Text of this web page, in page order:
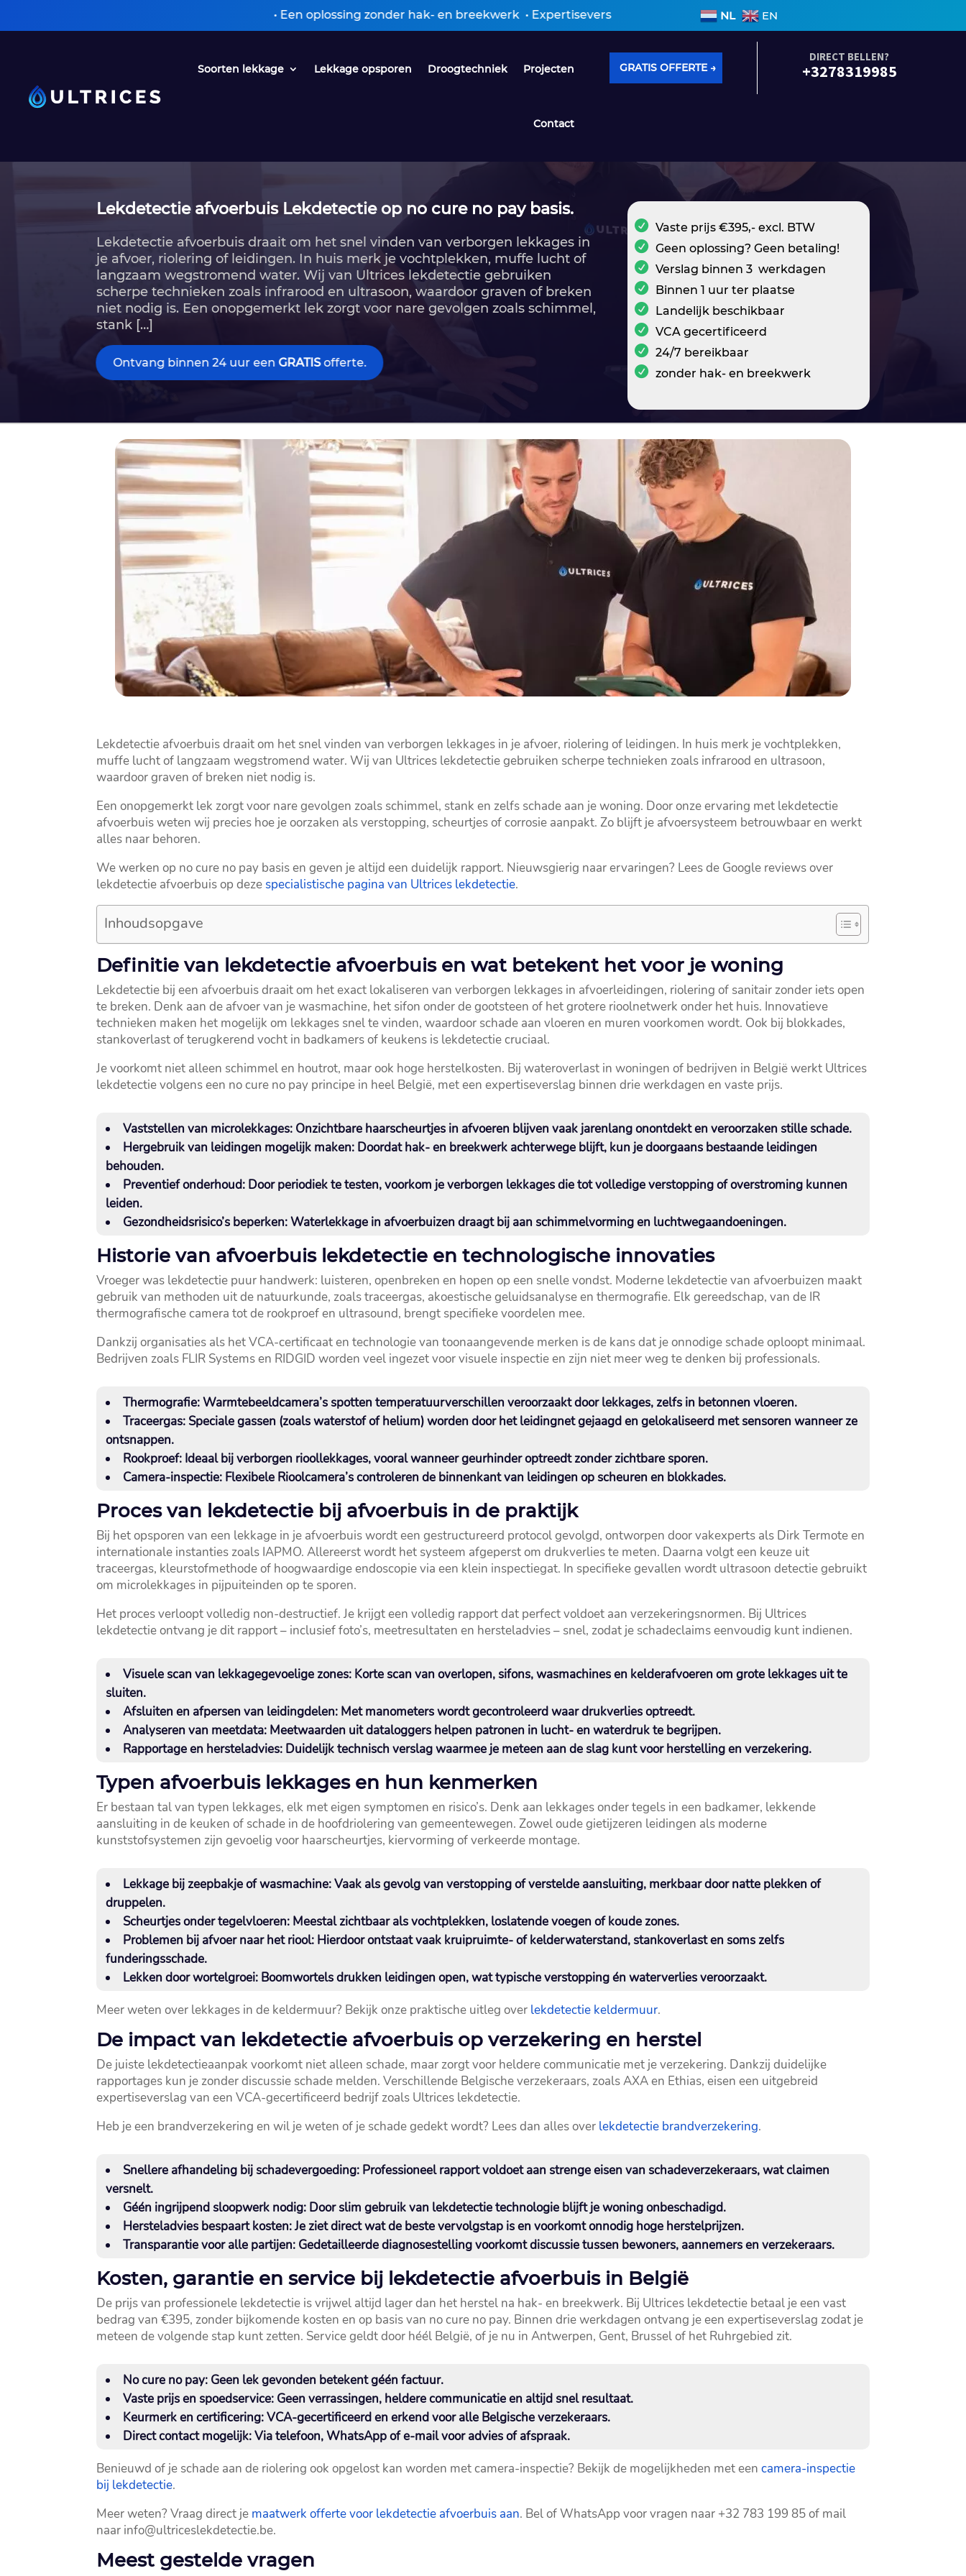
• Een oplossing zonder hak- en breekwerk • Expertiseverslag ontvangen binnen 3 werkdagen • Geen voorrijkosten • Alle
NL EN
Soorten lekkage Lekkage opsporen Droogtechniek Projecten
Contact
GRATIS OFFERTE →
DIRECT BELLEN?
+3278319985
Lekdetectie afvoerbuis Lekdetectie op no cure no pay basis.
Lekdetectie afvoerbuis draait om het snel vinden van verborgen lekkages in
je afvoer, riolering of leidingen.​ In huis merk je vochtplekken, muffe lucht of
langzaam wegstromend water.​ Wij van Ultrices lekdetectie gebruiken
scherpe technieken zoals infrarood en ultrasoon, waardoor graven of breken
niet nodig is.​ Een onopgemerkt lek zorgt voor nare gevolgen zoals schimmel,
stank […]
Ontvang binnen 24 uur eenGRATISofferte.
Vaste prijs €395,- excl. BTW
Geen oplossing? Geen betaling!
Verslag binnen 3 werkdagen
Binnen 1 uur ter plaatse
Landelijk beschikbaar
VCA gecertificeerd
24/7 bereikbaar
zonder hak- en breekwerk
Lekdetectie afvoerbuis draait om het snel vinden van verborgen lekkages in je afvoer, riolering of leidingen.​ In huis merk je vochtplekken,
muffe lucht of langzaam wegstromend water.​ Wij van Ultrices lekdetectie gebruiken scherpe technieken zoals infrarood en ultrasoon,
waardoor graven of breken niet nodig is.​
Een onopgemerkt lek zorgt voor nare gevolgen zoals schimmel, stank en zelfs schade aan je woning.​ Door onze ervaring met lekdetectie
afvoerbuis weten wij precies hoe je oorzaken als verstopping, scheurtjes of corrosie aanpakt.​ Zo blijft je afvoersysteem betrouwbaar en werkt
alles naar behoren.​
We werken op no cure no pay basis en geven je altijd een duidelijk rapport.​ Nieuwsgierig naar ervaringen? Lees de Google reviews over
lekdetectie afvoerbuis op deze specialistische pagina van Ultrices lekdetectie.​
Inhoudsopgave
Definitie van lekdetectie afvoerbuis en wat betekent het voor je woning
Lekdetectie bij een afvoerbuis draait om het exact lokaliseren van verborgen lekkages in afvoerleidingen, riolering of sanitair zonder iets open
te breken.​ Denk aan de afvoer van je wasmachine, het sifon onder de gootsteen of het grotere rioolnetwerk onder het huis.​ Innovatieve
technieken maken het mogelijk om lekkages snel te vinden, waardoor schade aan vloeren en muren voorkomen wordt.​ Ook bij blokkades,
stankoverlast of terugkerend vocht in badkamers of keukens is lekdetectie cruciaal.​
Je voorkomt niet alleen schimmel en houtrot, maar ook hoge herstelkosten.​ Bij wateroverlast in woningen of bedrijven in België werkt Ultrices
lekdetectie volgens een no cure no pay principe in heel België, met een expertiseverslag binnen drie werkdagen en vaste prijs.​
Vaststellen van microlekkages: Onzichtbare haarscheurtjes in afvoeren blijven vaak jarenlang onontdekt en veroorzaken stille schade.​
Hergebruik van leidingen mogelijk maken: Doordat hak- en breekwerk achterwege blijft, kun je doorgaans bestaande leidingen
behouden.​
Preventief onderhoud: Door periodiek te testen, voorkom je verborgen lekkages die tot volledige verstopping of overstroming kunnen
leiden.​
Gezondheidsrisico’s beperken:Waterlekkage in afvoerbuizen draagt bij aan schimmelvorming en luchtwegaandoeningen.​
Historie van afvoerbuis lekdetectie en technologische innovaties
Vroeger was lekdetectie puur handwerk: luisteren, openbreken en hopen op een snelle vondst.​ Moderne lekdetectie van afvoerbuizen maakt
gebruik van methoden uit de natuurkunde, zoals traceergas, akoestische geluidsanalyse en thermografie.​ Elk gereedschap, van de IR
thermografische camera tot de rookproef en ultrasound, brengt specifieke voordelen mee.​
Dankzij organisaties als het VCA-certificaat en technologie van toonaangevende merken is de kans dat je onnodige schade oploopt minimaal.​
Bedrijven zoals FLIR Systems en RIDGID worden veel ingezet voor visuele inspectie en zijn niet meer weg te denken bij professionals.​
Thermografie:Warmtebeeldcamera’s spotten temperatuurverschillen veroorzaakt door lekkages, zelfs in betonnen vloeren.​
Traceergas: Speciale gassen (zoals waterstof of helium) worden door het leidingnet gejaagd en gelokaliseerd met sensoren wanneer ze
ontsnappen.​
Rookproef: Ideaal bij verborgen rioollekkages, vooral wanneer geurhinder optreedt zonder zichtbare sporen.​
Camera-inspectie: Flexibele Rioolcamera’s controleren de binnenkant van leidingen op scheuren en blokkades.​
Proces van lekdetectie bij afvoerbuis in de praktijk
Bij het opsporen van een lekkage in je afvoerbuis wordt een gestructureerd protocol gevolgd, ontworpen door vakexperts als Dirk Termote en
internationale instanties zoals IAPMO.​ Allereerst wordt het systeem afgeperst om drukverlies te meten.​ Daarna volgt een keuze uit
traceergas, kleurstofmethode of hoogwaardige endoscopie via een klein inspectiegat.​ In specifieke gevallen wordt ultrasoon detectie gebruikt
om microlekkages in pijpuiteinden op te sporen.​
Het proces verloopt volledig non-destructief.​ Je krijgt een volledig rapport dat perfect voldoet aan verzekeringsnormen.​ Bij Ultrices
lekdetectie ontvang je dit rapport – inclusief foto’s, meetresultaten en hersteladvies – snel, zodat je schadeclaims eenvoudig kunt indienen.​
Visuele scan van lekkagegevoelige zones: Korte scan van overlopen, sifons, wasmachines en kelderafvoeren om grote lekkages uit te
sluiten.​
Afsluiten en afpersen van leidingdelen: Met manometers wordt gecontroleerd waar drukverlies optreedt.​
Analyseren van meetdata: Meetwaarden uit dataloggers helpen patronen in lucht- en waterdruk te begrijpen.​
Rapportage en hersteladvies: Duidelijk technisch verslag waarmee je meteen aan de slag kunt voor herstelling en verzekering.​
Typen afvoerbuis lekkages en hun kenmerken
Er bestaan tal van typen lekkages, elk met eigen symptomen en risico’s.​ Denk aan lekkages onder tegels in een badkamer, lekkende
aansluiting in de keuken of schade in de hoofdriolering van gemeentewegen.​ Zowel oude gietijzeren leidingen als moderne
kunststofsystemen zijn gevoelig voor haarscheurtjes, kiervorming of verkeerde montage.​
Lekkage bij zeepbakje of wasmachine:Vaak als gevolg van verstopping of verstelde aansluiting, merkbaar door natte plekken of
druppelen.​
Scheurtjes onder tegelvloeren: Meestal zichtbaar als vochtplekken, loslatende voegen of koude zones.​
Problemen bij afvoer naar het riool: Hierdoor ontstaat vaak kruipruimte- of kelderwaterstand, stankoverlast en soms zelfs
funderingsschade.​
Lekken door wortelgroei: Boomwortels drukken leidingen open, wat typische verstopping én waterverlies veroorzaakt.​
Meer weten over lekkages in de keldermuur? Bekijk onze praktische uitleg over lekdetectie keldermuur.​
De impact van lekdetectie afvoerbuis op verzekering en herstel
De juiste lekdetectieaanpak voorkomt niet alleen schade, maar zorgt voor heldere communicatie met je verzekering.​ Dankzij duidelijke
rapportages kun je zonder discussie schade melden.​ Verschillende Belgische verzekeraars, zoals AXA en Ethias, eisen een uitgebreid
expertiseverslag van een VCA-gecertificeerd bedrijf zoals Ultrices lekdetectie.​
Heb je een brandverzekering en wil je weten of je schade gedekt wordt? Lees dan alles over lekdetectie brandverzekering.​
Snellere afhandeling bij schadevergoeding: Professioneel rapport voldoet aan strenge eisen van schadeverzekeraars, wat claimen
versnelt.​
Géén ingrijpend sloopwerk nodig: Door slim gebruik van lekdetectie technologie blijft je woning onbeschadigd.​
Hersteladvies bespaart kosten:Je ziet direct wat de beste vervolgstap is en voorkomt onnodig hoge herstelprijzen.​
Transparantie voor alle partijen: Gedetailleerde diagnosestelling voorkomt discussie tussen bewoners, aannemers en verzekeraars.​
Kosten, garantie en service bij lekdetectie afvoerbuis in België
De prijs van professionele lekdetectie is vrijwel altijd lager dan het herstel na hak- en breekwerk.​ Bij Ultrices lekdetectie betaal je een vast
bedrag van €395, zonder bijkomende kosten en op basis van no cure no pay.​ Binnen drie werkdagen ontvang je een expertiseverslag zodat je
meteen de volgende stap kunt zetten.​ Service geldt door héél België, of je nu in Antwerpen, Gent, Brussel of het Ruhrgebied zit.​
No cure no pay: Geen lek gevonden betekent géén factuur.​
Vaste prijs en spoedservice: Geen verrassingen, heldere communicatie en altijd snel resultaat.​
Keurmerk en certificering:VCA-gecertificeerd en erkend voor alle Belgische verzekeraars.​
Direct contact mogelijk:Via telefoon, WhatsApp of e-mail voor advies of afspraak.​
Benieuwd of je schade aan de riolering ook opgelost kan worden met camera-inspectie? Bekijk de mogelijkheden met eencamera-inspectie
bij lekdetectie.​
Meer weten? Vraag direct je maatwerk offerte voor lekdetectie afvoerbuis aan.​ Bel of WhatsApp voor vragen naar +32 783 199 85 of mail
naar info@ultriceslekdetectie.​be.​
Meest gestelde vragen